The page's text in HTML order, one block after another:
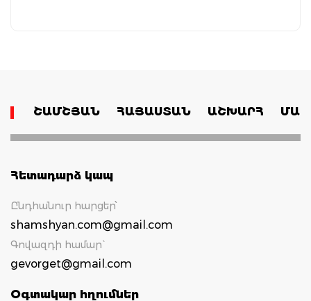
ՇԱՄՇՅԱՆ ՀԱՅԱՍՏԱՆ ԱՇԽԱՐՀ
Հետադարձ կապ
Ընդհանուր հարցեր՝
shamshyan.com@gmail.com
Գովազդի համար`
gevorget@gmail.com
Օգտակար հղումներ